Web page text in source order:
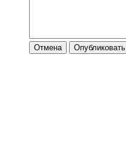
Отмена Опубликовать